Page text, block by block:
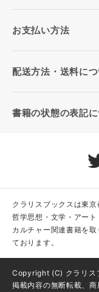
お支払い方法
配送方法・送料に
書籍の状態の表記
クラリスブックスは東京
哲学思想・文学・アー
カルチャー関連書籍を
ております。
Copyright (C) クラリ
掲載内容の無断転載、